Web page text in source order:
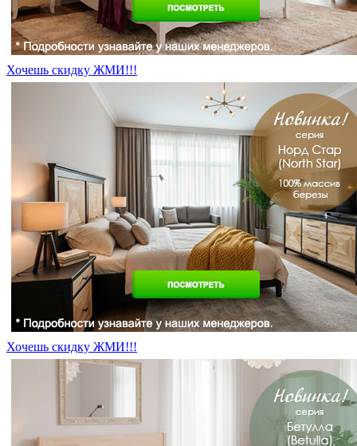
Хочешь скидку ЖМИ!!!
Хочешь скидку ЖМИ!!!